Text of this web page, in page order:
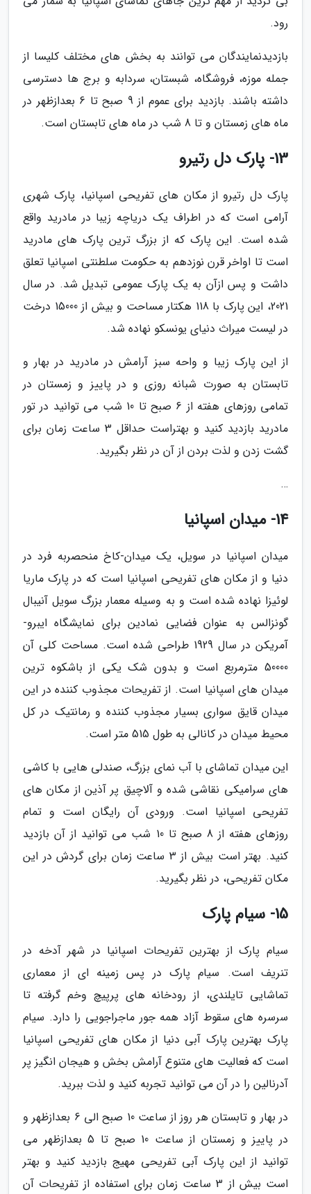
رود.
بازدیدنمایندگان می توانند به بخش های مختلف کلیسا از
جمله موزه، فروشگاه، شبستان، سردابه و برج ها دسترسی
داشته باشند. بازدید برای عموم از 9 صبح تا 6 بعدازظهر در
ماه های زمستان و تا 8 شب در ماه های تابستان است.
13- پارک دل رتیرو
پارک دل رتیرو از مکان های تفریحی اسپانیا، پارک شهری
آرامی است که در اطراف یک دریاچه زیبا در مادرید واقع
شده است. این پارک که از بزرگ ترین پارک های مادرید
است تا اواخر قرن نوزدهم به حکومت سلطنتی اسپانیا تعلق
داشت و پس ازآن به یک پارک عمومی تبدیل شد. در سال
2021، این پارک با 118 هکتار مساحت و بیش از 15000 درخت
در لیست میراث دنیای یونسکو نهاده شد.
از این پارک زیبا و واحه سبز آرامش در مادرید در بهار و
تابستان به صورت شبانه روزی و در پاییز و زمستان در
تمامی روزهای هفته از 6 صبح تا 10 شب می توانید در تور
مادرید بازدید کنید و بهتراست حداقل 3 ساعت زمان برای
گشت زدن و لذت بردن از آن در نظر بگیرید.
…
14- میدان اسپانیا
میدان اسپانیا در سویل، یک میدان-کاخ منحصربه فرد در
دنیا و از مکان های تفریحی اسپانیا است که در پارک ماریا
لوئیزا نهاده شده است و به وسیله معمار بزرگ سویل آنیبال
گونزالس به عنوان فضایی نمادین برای نمایشگاه ایبرو-
آمریکن در سال 1929 طراحی شده است. مساحت کلی آن
50000 مترمربع است و بدون شک یکی از باشکوه ترین
میدان های اسپانیا است. از تفریحات مجذوب کننده در این
میدان قایق سواری بسیار مجذوب کننده و رمانتیک در کل
محیط میدان در کانالی به طول 515 متر است.
این میدان تماشای با آب نمای بزرگ، صندلی هایی با کاشی
های سرامیکی نقاشی شده و آلاچیق پر آذین از مکان های
تفریحی اسپانیا است. ورودی آن رایگان است و تمام
روزهای هفته از 8 صبح تا 10 شب می توانید از آن بازدید
کنید. بهتر است بیش از 3 ساعت زمان برای گردش در این
مکان تفریحی، در نظر بگیرید.
15- سیام پارک
سیام پارک از بهترین تفریحات اسپانیا در شهر آدخه در
تنریف است. سیام پارک در پس زمینه ای از معماری
تماشایی تایلندی، از رودخانه های پرپیچ وخم گرفته تا
سرسره های سقوط آزاد همه جور ماجراجویی را دارد. سیام
پارک بهترین پارک آبی دنیا از مکان های تفریحی اسپانیا
است که فعالیت های متنوع آرامش بخش و هیجان انگیز پر
آدرنالین را در آن می توانید تجربه کنید و لذت ببرید.
در بهار و تابستان هر روز از ساعت 10 صبح الی 6 بعدازظهر و
در پاییز و زمستان از ساعت 10 صبح تا 5 بعدازظهر می
توانید از این پارک آبی تفریحی مهیج بازدید کنید و بهتر
است بیش از 3 ساعت زمان برای استفاده از تفریحات آن